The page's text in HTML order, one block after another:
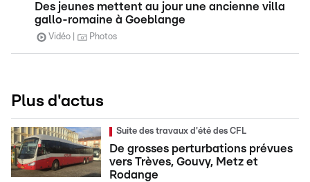
Des jeunes mettent au jour une ancienne villa
gallo-romaine à Goeblange
Vidéo Photos
Plus d'actus
Suite des travaux d'été des CFL
De grosses perturbations prévues
vers Trèves, Gouvy, Metz et
Rodange